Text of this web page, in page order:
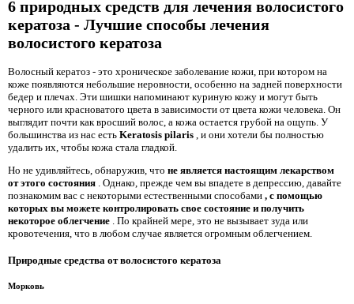
6 природных средств для лечения волосистого
кератоза - Лучшие способы лечения
волосистого кератоза
Волосный кератоз - это хроническое заболевание кожи, при котором на
коже появляются небольшие неровности, особенно на задней поверхности
бедер и плечах. Эти шишки напоминают куриную кожу и могут быть
черного или красноватого цвета в зависимости от цвета кожи человека. Он
выглядит почти как вросший волос, а кожа остается грубой на ощупь. У
большинства из нас есть Keratosis pilaris , и они хотели бы полностью
удалить их, чтобы кожа стала гладкой.
Но не удивляйтесь, обнаружив, что не является настоящим лекарством
от этого состояния . Однако, прежде чем вы впадете в депрессию, давайте
познакомим вас с некоторыми естественными способами , с помощью
которых вы можете контролировать свое состояние и получить
некоторое облегчение . По крайней мере, это не вызывает зуда или
кровотечения, что в любом случае является огромным облегчением.
Природные средства от волосистого кератоза
Морковь